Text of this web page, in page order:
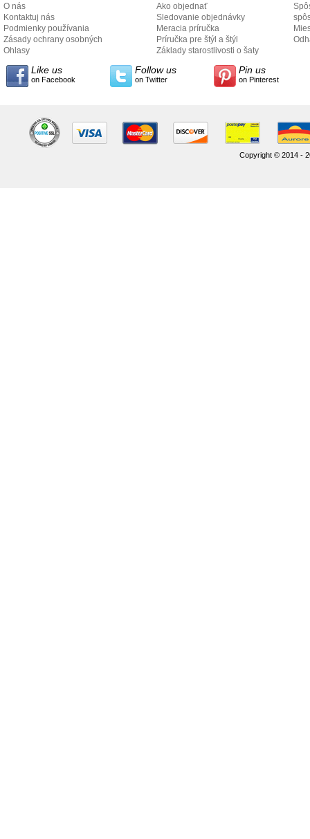
O nás
Kontaktuj nás
Podmienky používania
Zásady ochrany osobných
údajov
Ohlasy
Ako objednať
Sledovanie objednávky
Meracia príručka
Príručka pre štýl a štýl
Základy starostlivosti o šaty
Like us
on Facebook
Follow us
on Twitter
Pin us
on Pinterest
Copyright © 2014 -